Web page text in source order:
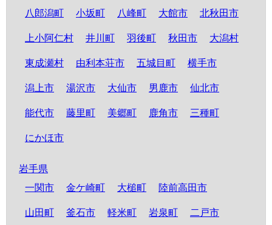
八郎潟町
小坂町 八峰町 大館市 北秋田市
上小阿仁村 井川町 羽後町 秋田市 大潟村
東成瀬村 由利本荘市 五城目町 横手市
潟上市 湯沢市 大仙市 男鹿市 仙北市
能代市 藤里町 美郷町 鹿角市 三種町
にかほ市
岩手県
一関市
金ケ崎町 大槌町 陸前高田市
山田町 釜石市 軽米町 岩泉町 二戸市